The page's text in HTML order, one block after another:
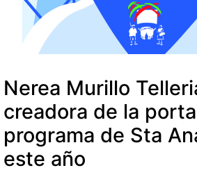
Nerea Murillo
creadora de la
programa de Sta
este año